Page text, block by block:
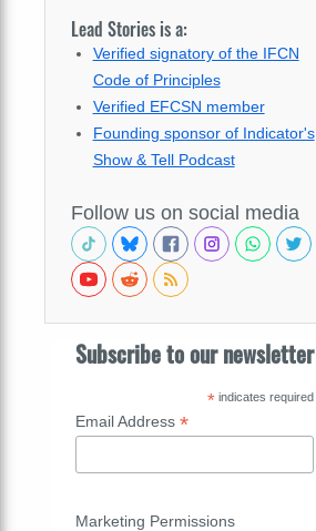
Lead Stories is a:
Verified signatory of the IFCN
Code of Principles
Verified EFCSN member
Founding sponsor of Indicator's
Show & Tell Podcast
Follow us on social media
Subscribe to our newsletter
* indicates required
Email Address *
Marketing Permissions